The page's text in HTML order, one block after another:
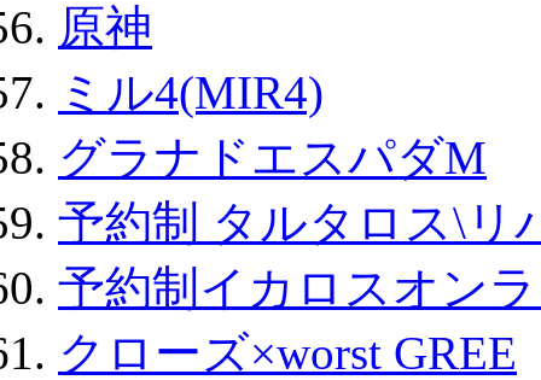
原神
ミル4(MIR4)
グラナドエスパダM
予約制 タルタロス\リ
予約制イカロスオン
クローズ×worst GREE